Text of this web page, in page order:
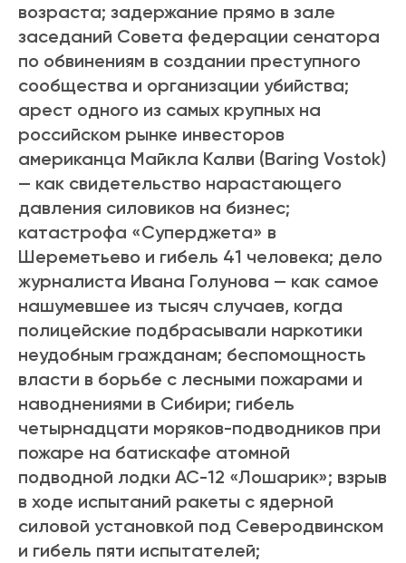
возраста; задержание прямо в зале
заседаний Совета федерации сенатора
по обвинениям в создании преступного
сообщества и организации убийства;
арест одного из самых крупных на
российском рынке инвесторов
американца Майкла Калви (Baring Vostok)
— как свидетельство нарастающего
давления силовиков на бизнес;
катастрофа «Суперджета» в
Шереметьево и гибель 41 человека; дело
журналиста Ивана Голунова — как самое
нашумевшее из тысяч случаев, когда
полицейские подбрасывали наркотики
неудобным гражданам; беспомощность
власти в борьбе с лесными пожарами и
наводнениями в Сибири; гибель
четырнадцати моряков-подводников при
пожаре на батискафе атомной
подводной лодки АС-12 «Лошарик»; взрыв
в ходе испытаний ракеты с ядерной
силовой установкой под Северодвинском
и гибель пяти испытателей;